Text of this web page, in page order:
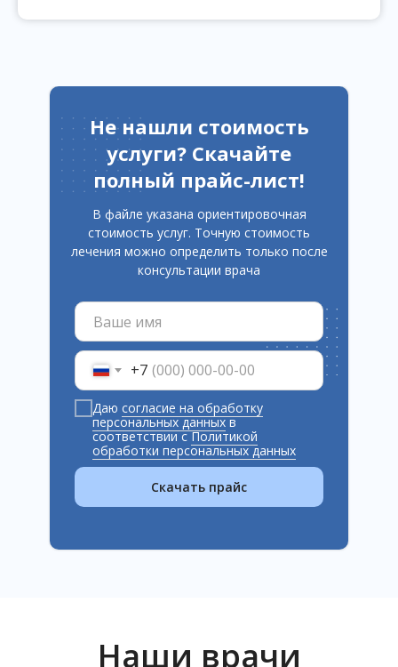
Не нашли стоимость
услуги? Скачайте
полный прайс-лист!
+7
Даю согласие на обработку
персональных данныхв
соответствии сПолитикой
обработки персональных данных
Скачать прайс
В файле указана ориентировочная
стоимость услуг. Точную стоимость
лечения можно определить только после
консультации врача
Наши врачи